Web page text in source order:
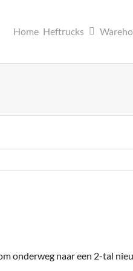
Home Heftrucks
onderweg naar een 2-tal